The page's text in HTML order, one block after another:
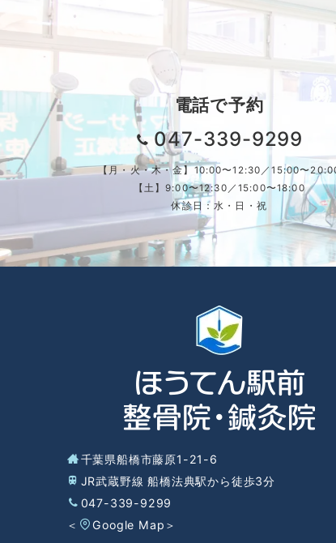
電話で予約
047-339-9299
【月・火・木・金】10:00〜12:30／15:00〜
【土】9:00〜12:30／15:00〜18:00
休診日：水・日・祝
千葉県船橋市藤原1-21-6
JR武蔵野線 船橋法典駅から徒歩3分
047-339-9299
＜
Google Map ＞